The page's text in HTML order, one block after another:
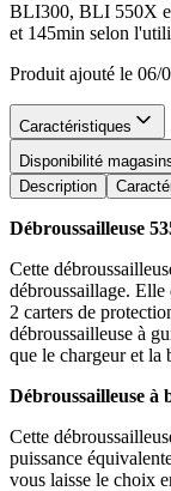
BLI300, BLI 550X
et 145min selon
Produit ajouté le 06/
Caractéristiques
Disponibilité
Description
Débroussailleuse
Cette
débroussaillage. Elle
2 carters de
débroussailleuse à
que le chargeur et
Débroussailleuse à
Cette
puissance
vous laisse le choix